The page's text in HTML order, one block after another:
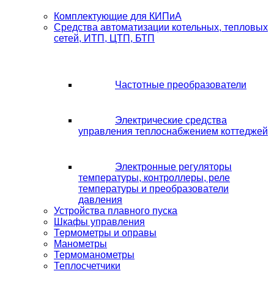
Комплектующие для КИПиА
Средства автоматизации котельных, тепловых
сетей, ИТП, ЦТП, БТП
Частотные преобразователи
Электрические средства
управления теплоснабжением коттеджей
Электронные регуляторы
температуры, контроллеры, реле
температуры и преобразователи
давления
Устройства плавного пуска
Шкафы управления
Термометры и оправы
Манометры
Термоманометры
Теплосчетчики